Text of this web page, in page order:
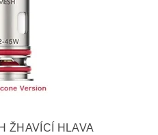
ŽHAVÍCÍ HLAVA